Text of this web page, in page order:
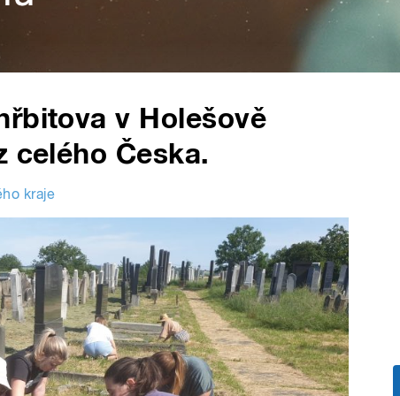
v Holešově
celého Česka.
kraje